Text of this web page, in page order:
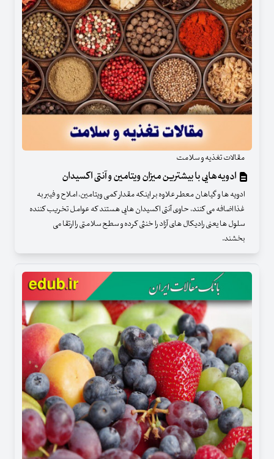
مقالات تغذیه و سلامت
ادویه‌هایی با بیشترین میزان ویتامین و آنتی اکسیدان
ادویه ها و گیاهان معطر علاوه بر اینکه مقدار کمی ویتامین، املاح و فیبر به
غذا اضافه می کنند، حاوی آنتی اکسیدان هایی هستند که عوامل تخریب کننده
سلول ها یعنی رادیکال های آزاد را خنثی کرده و سطح سلامتی را ارتقا می
بخشند.